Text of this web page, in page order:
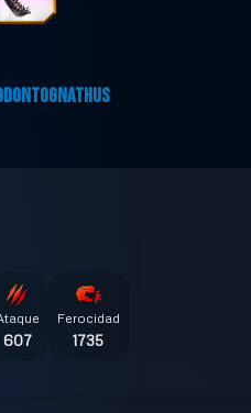
607
Ferocidad
1735